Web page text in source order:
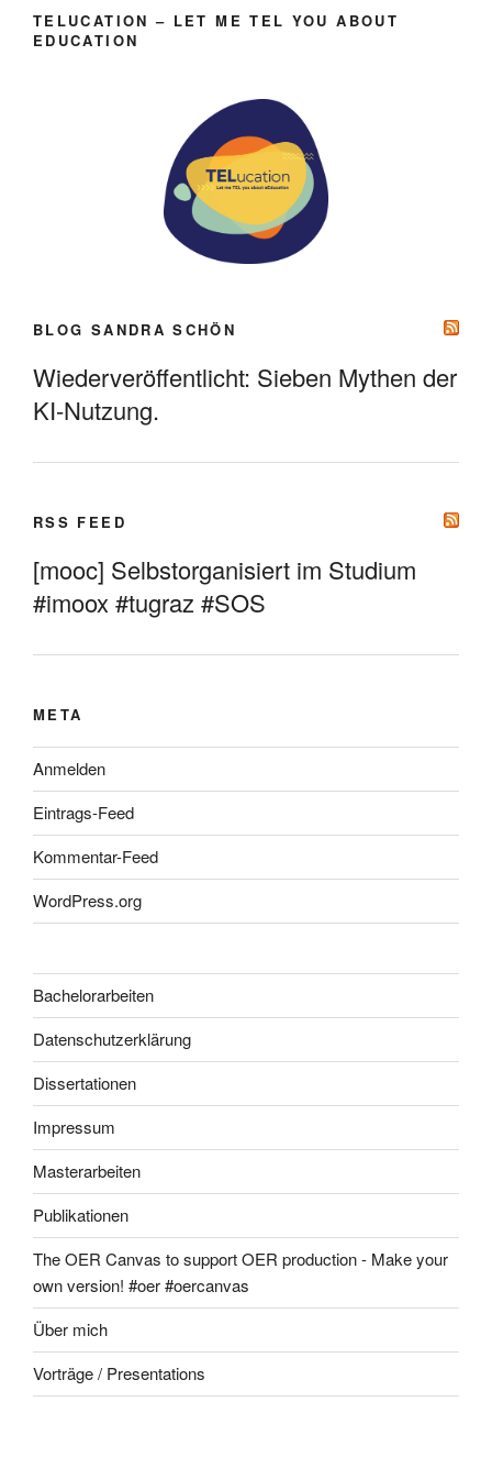
TELUCATION – LET ME TEL YOU ABOUT
EDUCATION
BLOG SANDRA SCHÖN
Wiederveröffentlicht: Sieben Mythen der
KI-Nutzung.
RSS FEED
[mooc] Selbstorganisiert im Studium
#imoox #tugraz #SOS
META
Anmelden
Eintrags-Feed
Kommentar-Feed
WordPress.org
Bachelorarbeiten
Datenschutzerklärung
Dissertationen
Impressum
Masterarbeiten
Publikationen
The OER Canvas to support OER production - Make your
own version! #oer #oercanvas
Über mich
Vorträge / Presentations